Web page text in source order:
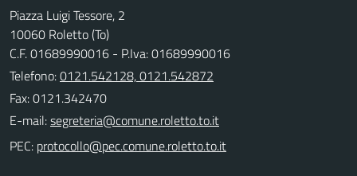
Piazza Luigi Tessore, 2
10060 Roletto (To)
C.F. 01689990016 - P.Iva: 01689990016
Telefono:0121.542128, 0121.542872
Fax: 0121.342470
E-mail:
PEC: